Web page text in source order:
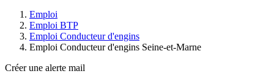
Emploi
Emploi BTP
Emploi Conducteur d'engins
Emploi Conducteur d'engins Seine-et-Marne
Créer une alerte mail